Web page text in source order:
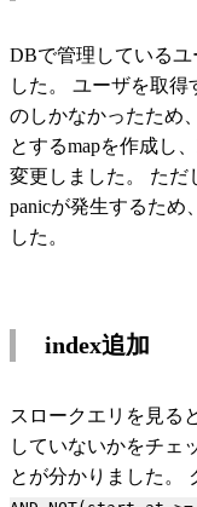
DBで管理している
した。 ユーザを取
のしかなかったため
とするmapを作成し
変更しました。 ただ
panicが発生するため
した。
index追加
スロークエリを見る
していないかをチェ
とが分かりました。